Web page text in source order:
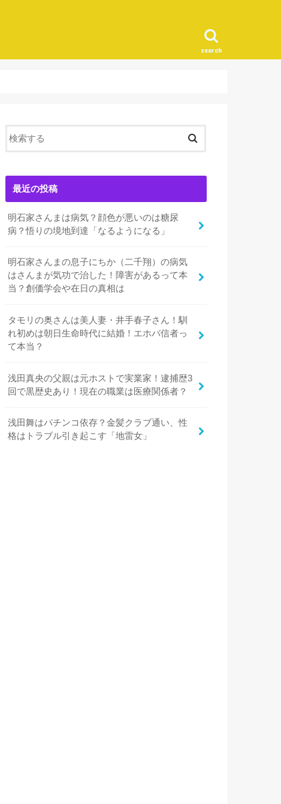
search
最近の投稿
明石家さんまは病気？顔色が悪いのは糖尿
病？悟りの境地到達「なるようになる」
明石家さんまの息子にちか（二千翔）の病気
はさんまが気功で治した！障害があるって本
当？創価学会や在日の真相は
タモリの奥さんは美人妻・井手春子さん！馴
れ初めは朝日生命時代に結婚！エホバ信者っ
て本当？
浅田真央の父親は元ホストで実業家！逮捕歴3
回で黒歴史あり！現在の職業は医療関係者？
浅田舞はパチンコ依存？金髪クラブ通い、性
格はトラブル引き起こす「地雷女」